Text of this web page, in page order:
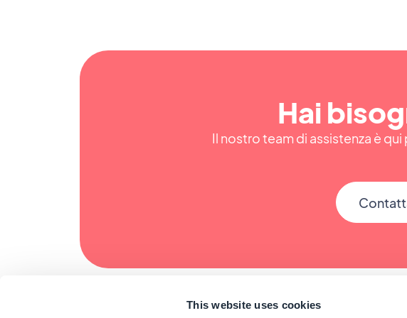
This website uses cookies
Hai
Il nostro team di assistenza è